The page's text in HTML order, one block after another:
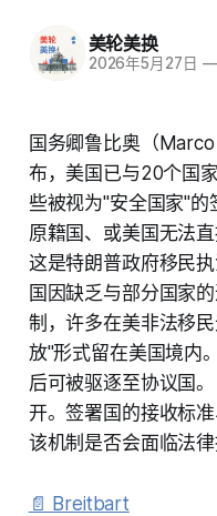
美轮美换
2026年5月27日 —
国务卿鲁比奥（
布，美国已与20个国
些被视为"安全国家"的
原籍国、或美国无法
这是特朗普政府移民
国因缺乏与部分国家
制，许多在美非法移
放"形式留在美国境内
后可被驱逐至协议国
开。签署国的接收标
该机制是否会面临法
📄 Breitbart